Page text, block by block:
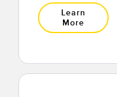
Learn
More